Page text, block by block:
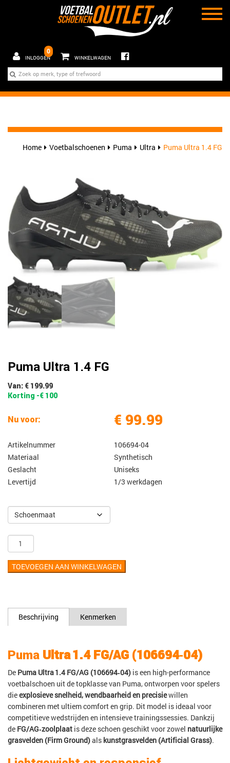
INLOGGEN
0
WINKELWAGEN
Home Voetbalschoenen Puma Ultra Puma Ultra 1.4 FG
Puma Ultra 1.4 FG
Van: € 199.99
Korting -€ 100
Nu voor: € 99.99
Artikelnummer
106694-04
Materiaal
Synthetisch
Geslacht
Uniseks
Levertijd
1/3 werkdagen
TOEVOEGEN AAN WINKELWAGEN
Beschrijving Kenmerken
Puma Ultra 1.4 FG/AG (106694‑04)
De Puma Ultra 1.4 FG/AG (106694‑04) is een high-performance
voetbalschoen uit de topklasse van Puma, ontworpen voor spelers
dieexplosieve snelheid, wendbaarheid en precisiewillen
combineren met ultiem comfort en grip. Dit model is ideaal voor
competitieve wedstrijden en intensieve trainingssessies. Dankzij
de FG/AG‑zoolplaat is deze schoen geschikt voor zowel natuurlijke
grasvelden (Firm Ground)als kunstgrasvelden (Artificial Grass).